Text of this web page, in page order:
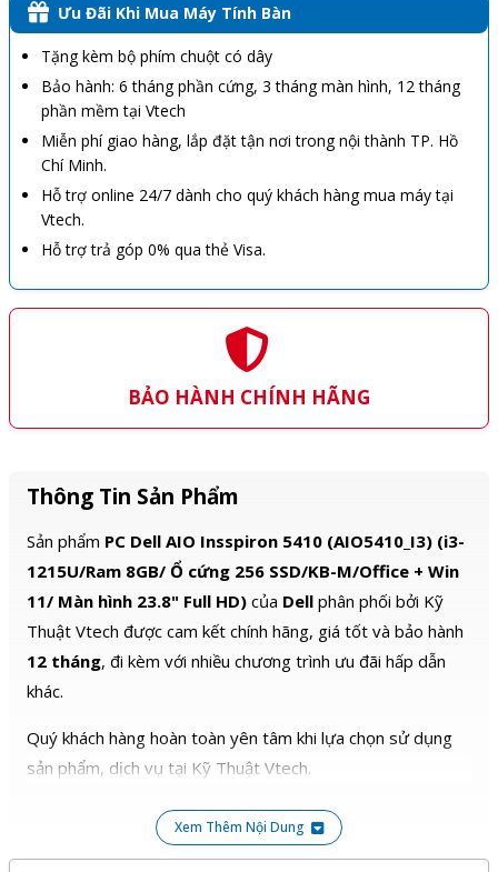
Ưu Đãi Khi Mua Máy Tính Bàn
Tặng kèm bộ phím chuột có dây
Bảo hành: 6 tháng phần cứng, 3 tháng màn hình, 12 tháng
phần mềm tại Vtech
Miễn phí giao hàng, lắp đặt tận nơi trong nội thành TP. Hồ
Chí Minh.
Hỗ trợ online 24/7 dành cho quý khách hàng mua máy tại
Vtech.
Hỗ trợ trả góp 0% qua thẻ Visa.
BẢO HÀNH CHÍNH HÃNG
Thông Tin Sản Phẩm
Sản phẩm PC Dell AIO Insspiron 5410 (AIO5410_I3) (i3-
1215U/Ram 8GB/ Ổ cứng 256 SSD/KB-M/Office + Win
11/ Màn hình 23.8" Full HD) của Dell phân phối bởi Kỹ
Thuật Vtech được cam kết chính hãng, giá tốt và bảo hành
12 tháng, đi kèm với nhiều chương trình ưu đãi hấp dẫn
khác.
Quý khách hàng hoàn toàn yên tâm khi lựa chọn sử dụng
sản phẩm, dịch vụ tại Kỹ Thuật Vtech.
Xem Thêm Nội Dung